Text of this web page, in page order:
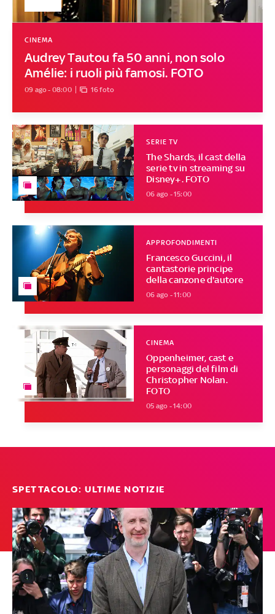
Audrey Tautou fa 50 anni, non solo
Amélie: i ruoli più famosi. FOTO
CINEMA
09 ago - 08:00 16 foto
The Shards, il cast della
serie tv in streaming su
Disney+. FOTO
SERIE TV
06 ago - 15:00
Francesco Guccini, il
cantastorie principe
della canzone d'autore
APPROFONDIMENTI
06 ago - 11:00
Oppenheimer, cast e
personaggi del film di
Christopher Nolan.
FOTO
CINEMA
05 ago - 14:00
SPETTACOLO: ULTIME NOTIZIE